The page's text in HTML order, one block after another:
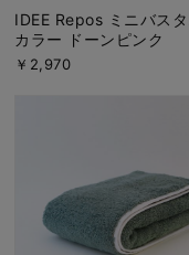
IDEE Repos ミニバス
カラー ドーンピンク
￥2,970